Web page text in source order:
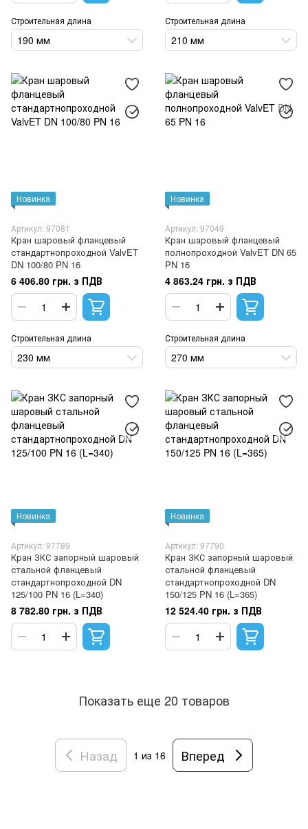
Строительная длина
190 мм
Строительная длина
210 мм
Новинка
Артикул: 97081
Кран шаровый фланцевый
стандартнопроходной ValvET
DN 100/80 PN 16
6 406.80 грн. з ПДВ
Строительная длина
230 мм
Новинка
Артикул: 97049
Кран шаровый фланцевый
полнопроходной ValvET DN 65
PN 16
4 863.24 грн. з ПДВ
Строительная длина
270 мм
Новинка
Артикул: 97789
Кран ЗКС запорный шаровый
стальной фланцевый
стандартнопроходной DN
125/100 PN 16 (L=340)
8 782.80 грн. з ПДВ
Новинка
Артикул: 97790
Кран ЗКС запорный шаровый
стальной фланцевый
стандартнопроходной DN
150/125 PN 16 (L=365)
12 524.40 грн. з ПДВ
Показать еще 20 товаров
Назад 1 из 16 Вперед